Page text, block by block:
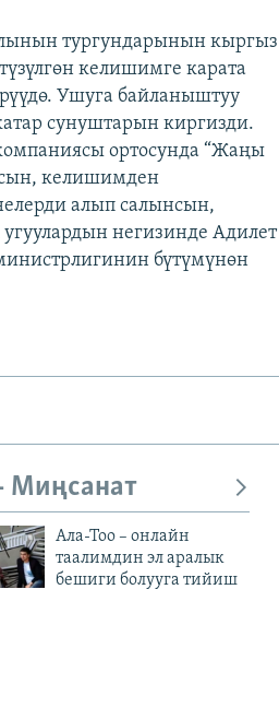
тургундарынын кыргыз
келишимге карата
Ушуга байланыштуу
сунуштарын киргизди.
ортосунда “Жаңы
келишимден
алып салынсын,
негизинде Адилет
бүтүмүнөн
Миңсанат
Ала-Тоо – онлайн
таалимдин эл аралык
бешиги болууга тийиш